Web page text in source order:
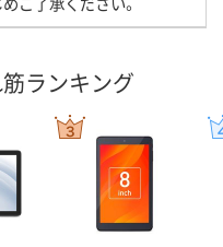
ランキング